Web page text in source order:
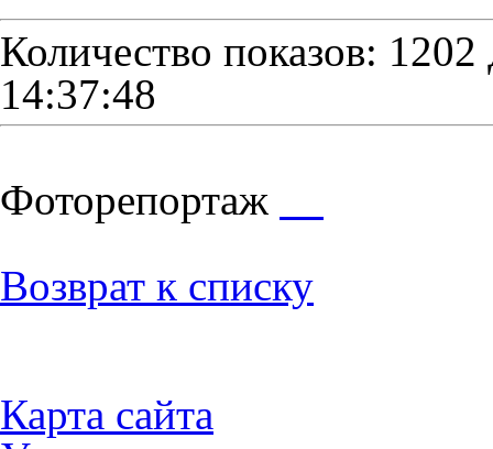
Количество показов: 1202
14:37:48
Фоторепортаж
Возврат к списку
Карта сайта